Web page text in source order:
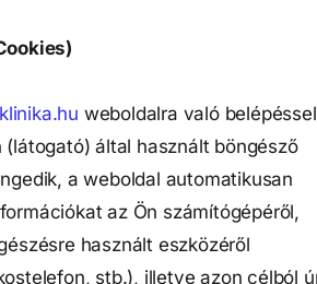
weboldalra való
(látogató) által használt böngésző
a weboldal automatikusan
az Ön számítógépéről,
használt eszközéről
stb.), illetve azon célból